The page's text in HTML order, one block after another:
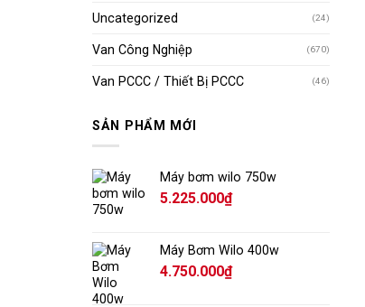
Uncategorized (24)
Van Công Nghiệp (670)
Van PCCC / Thiết Bị PCCC (46)
SẢN PHẨM MỚI
Máy bơm wilo 750w
5.225.000₫
Máy Bơm Wilo 400w
4.750.000₫